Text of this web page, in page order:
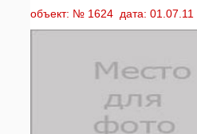
объект: № 1624 дата: